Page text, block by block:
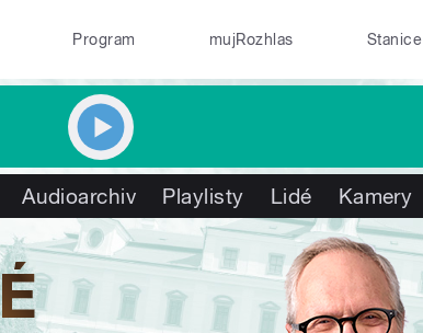
Program mujRozhlas Stanice
Audioarchiv Playlisty Lidé Kamery